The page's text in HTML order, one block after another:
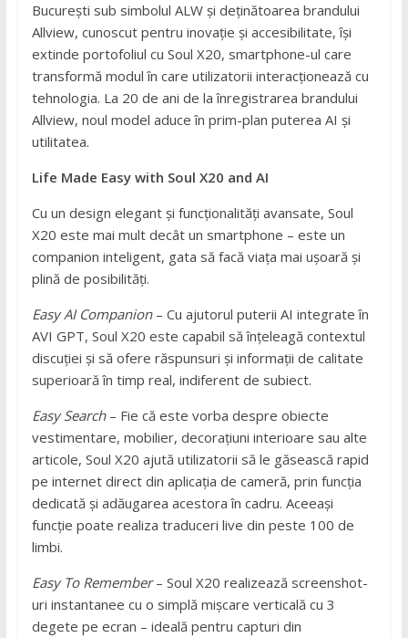
București sub simbolul ALW și deținătoarea brandului
Allview, cunoscut pentru inovație și accesibilitate, își
extinde portofoliul cu Soul X20, smartphone-ul care
transformă modul în care utilizatorii interacționează cu
tehnologia. La 20 de ani de la înregistrarea brandului
Allview, noul model aduce în prim-plan puterea AI și
utilitatea.
Life Made Easy with Soul X20 and AI
Cu un design elegant și funcționalități avansate, Soul
X20 este mai mult decât un smartphone – este un
companion inteligent, gata să facă viața mai ușoară și
plină de posibilități.
Easy AI Companion– Cu ajutorul puterii AI integrate în
AVI GPT, Soul X20 este capabil să înțeleagă contextul
discuției și să ofere răspunsuri și informații de calitate
superioară în timp real, indiferent de subiect.
Easy Search – Fie că este vorba despre obiecte
vestimentare, mobilier, decorațiuni interioare sau alte
articole, Soul X20 ajută utilizatorii să le găsească rapid
pe internet direct din aplicația de cameră, prin funcția
dedicată și adăugarea acestora în cadru. Aceeași
funcție poate realiza traduceri live din peste 100 de
limbi.
Easy To Remember– Soul X20 realizează screenshot-
uri instantanee cu o simplă mișcare verticală cu 3
degete pe ecran – ideală pentru capturi din